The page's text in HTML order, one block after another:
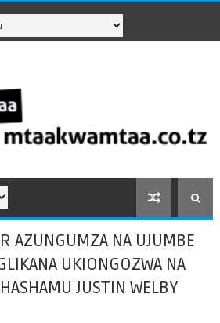
AZUNGUMZA NA UJUMBE
UKIONGOZWA NA
JUSTIN WELBY